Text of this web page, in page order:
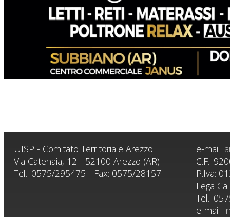
UISP - Comitato Territoriale Arezzo
Via Catenaia, 12 - 52100 Arezzo (AR)
Tel.: 0575/295475 - Fax: 0575/28157
e-mail:
C.F.:
P.Iva:
Lega
Tel.:
e-mail: